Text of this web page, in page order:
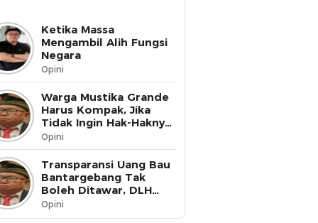
Ketika Massa
Mengambil Alih Fungsi
Negara
Opini
Warga Mustika Grande
Harus Kompak, Jika
Tidak Ingin Hak-Haknya
Dinikmati oleh Pihak
Lain
Opini
Transparansi Uang Bau
Bantargebang Tak
Boleh Ditawar, DLH
Kota Bekasi Harus Buka
Data ke Publik
Opini